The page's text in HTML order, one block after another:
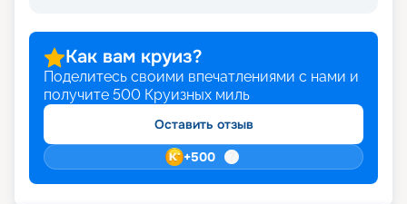
Как вам круиз?
Поделитесь своими впечатлениями с нами и
получите 500 Круизных миль
Оставить отзыв
+500